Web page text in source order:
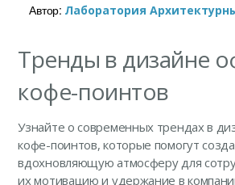
Автор: Лаборатория
Тренды в дизайне
кофе-поинтов
Узнайте о современных трендах в
кофе-поинтов, которые помогут
вдохновляющую атмосферу для
их мотивацию и удержание в